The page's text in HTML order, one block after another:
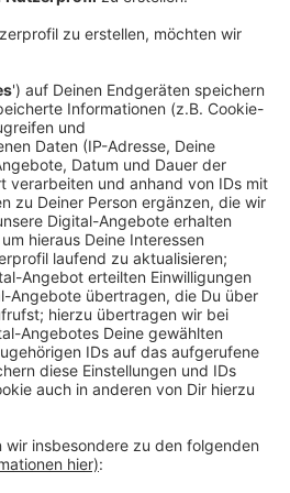
darüber berichtet, dass
kürzen, weil
nicht nur die Stadt,
Kita-Träger. In dem offenen
an, dass es um ein
geht. Aber sie bieten ihre
nach Lösungen zu suchen,
arbeitender Eltern
dass eine angemessene
Luxus, sondern ein
15.08.2023 11:08